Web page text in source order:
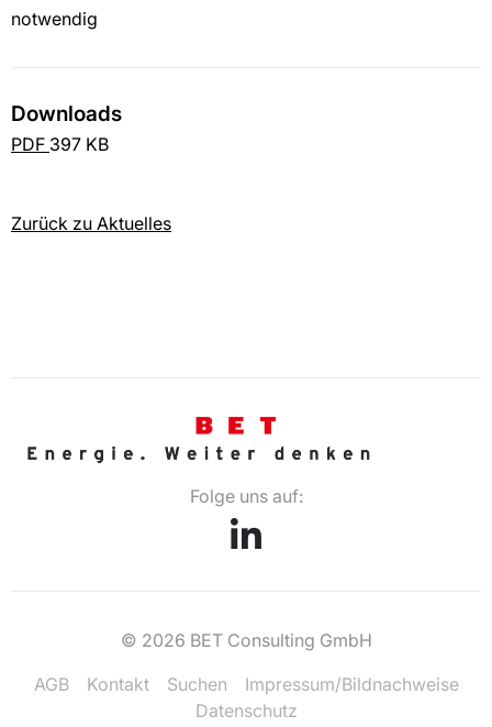
notwendig
Downloads
PDF 397 KB
Zurück zu Aktuelles
Folge uns auf:
© 2026 BET Consulting GmbH
AGB
Kontakt Suchen
Impressum/Bildnachweise
Datenschutz